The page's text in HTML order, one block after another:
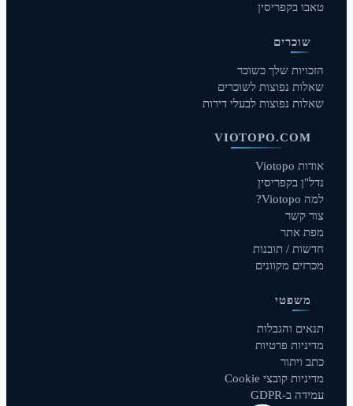
טאבו בקפריסין
שוכרים
הזכויות שלך כשוכר
שאלות נפוצות לשוכרים
שאלות נפוצות לבעלי דירות
VIOTOPO.COM
אודות Viotopo
נדל"ן בקפריסין
למה Viotopo?
צור קשר
מפת אתר
חדשות / תובנות
מכרזים מקוונים
משפטי
תנאים והגבלות
מדיניות פרטיות
כתב ויתור
מדיניות קובצי Cookie
עמידה ב-GDPR